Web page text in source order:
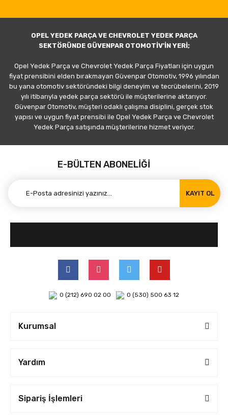
OPEL YEDEK PARÇA VE CHEVROLET YEDEK PARÇA
SEKTÖRÜNDE GÜVENPAR OTOMOTİV'İN YERİ;
Opel Yedek Parça ve Chevrolet Yedek Parça Fiyatları için uygun
fiyat prensibini elden bırakmayan Güvenpar Otomotiv, 1996 yılından
bu yana otomotiv sektöründeki bilgi deneyim ve tecrübelerini, 2019
yılı itibarıyla yedek parça sektörü ile müşterilerine aktarıyor.
Güvenpar Otomotiv, müşteri odaklı çalışma disiplini, gerçek stok
yapısı ve uygun fiyat prensibi ile Opel Yedek Parça ve Chevrolet
Yedek Parça satışında müşterilerine hizmet veriyor.
E-BÜLTEN ABONELİĞİ
KAYIT OL
0 (212) 690 02 00 0 (530) 500 63 12
Kurumsal
Yardım
Sipariş İşlemleri